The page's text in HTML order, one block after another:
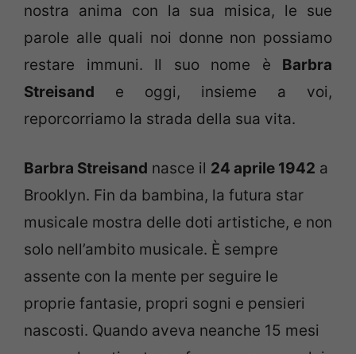
nostra anima con la sua misica, le sue
parole alle quali noi donne non possiamo
restare immuni. Il suo nome è Barbra
Streisand e oggi, insieme a voi,
reporcorriamo la strada della sua vita.
Barbra Streisand nasce il 24 aprile 1942 a
Brooklyn. Fin da bambina, la futura star
musicale mostra delle doti artistiche, e non
solo nell’ambito musicale. È sempre
assente con la mente per seguire le
proprie fantasie, propri sogni e pensieri
nascosti. Quando aveva neanche 15 mesi